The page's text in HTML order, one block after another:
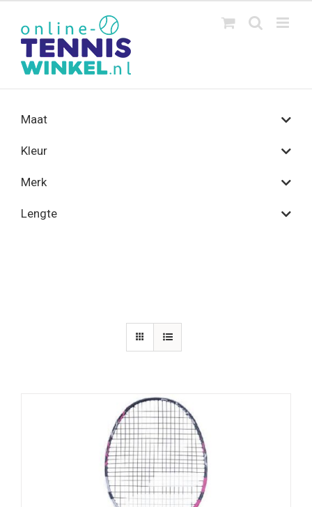
inhoud
Maat
Kleur
Merk
Lengte